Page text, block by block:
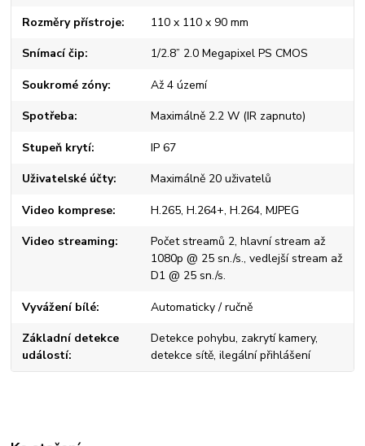
Rozměry přístroje 110 x 110 x 90 mm
Snímací čip 1/2.8” 2.0 Megapixel PS CMOS
Soukromé zóny Až 4 území
Spotřeba Maximálně 2.2 W (IR zapnuto)
Stupeň krytí IP 67
Uživatelské účty Maximálně 20 uživatelů
Video komprese H.265, H.264+, H.264, MJPEG
Video streaming
Počet streamů 2, hlavní stream až
1080p @ 25 sn./s., vedlejší stream až
D1 @ 25 sn./s.
Vyvážení bílé Automaticky / ručně
Základní detekce
událostí
Detekce pohybu, zakrytí kamery,
detekce sítě, ilegální přihlášení